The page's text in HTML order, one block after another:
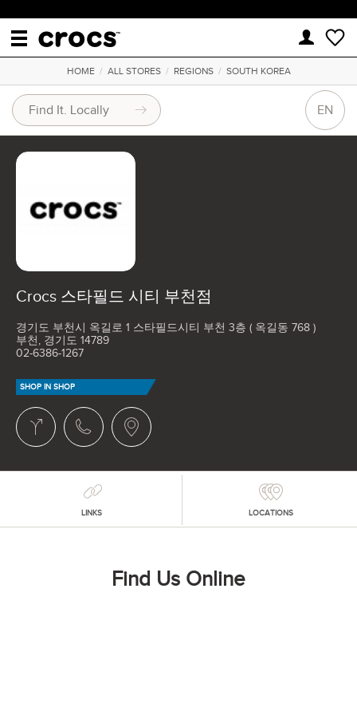
HOME/ ALL STORES/ REGIONS/ SOUTH KOREA
EN
Crocs 스타필드 시티 부천점
경기도 부천시 옥길로 1 스타필드시티 부천 3층 ( 옥길동 768 )
부천, 경기도 14789
02-6386-1267
SHOP IN SHOP
LINKS LOCATIONS
Find Us Online